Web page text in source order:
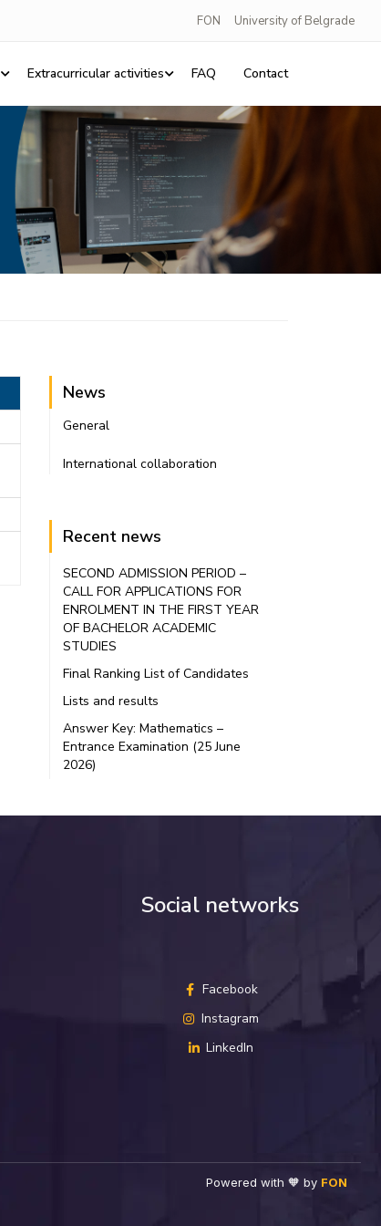
FON University of Belgrade
Extracurricular activities FAQ Contact
News
General
International collaboration
Recent news
SECOND ADMISSION PERIOD –
CALL FOR APPLICATIONS FOR
ENROLMENT IN THE FIRST YEAR
OF BACHELOR ACADEMIC
STUDIES
Final Ranking List of Candidates
Lists and results
Answer Key: Mathematics –
Entrance Examination (25 June
2026)
Social networks
Facebook
Instagram
LinkedIn
Powered with 🧡 by FON